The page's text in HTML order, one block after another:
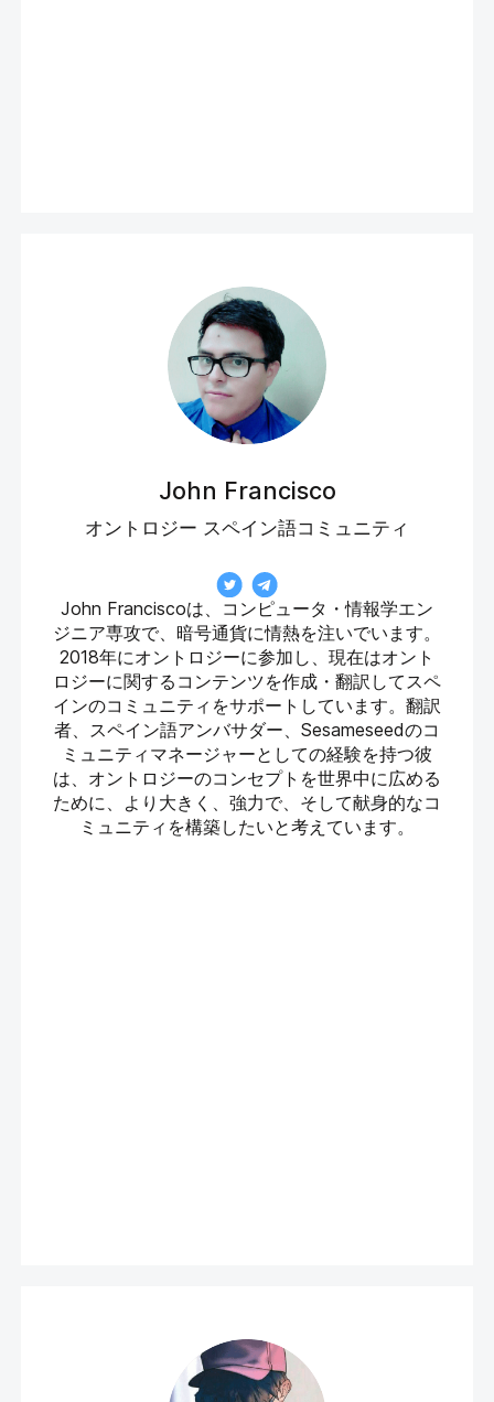
John Francisco
オントロジー スペイン語コミュニティ
John Franciscoは、コンピュータ・情報学エン
ジニア専攻で、暗号通貨に情熱を注いでいます。
2018年にオントロジーに参加し、現在はオント
ロジーに関するコンテンツを作成・翻訳してスペ
インのコミュニティをサポートしています。翻訳
者、スペイン語アンバサダー、Sesameseedのコ
ミュニティマネージャーとしての経験を持つ彼
は、オントロジーのコンセプトを世界中に広める
ために、より大きく、強力で、そして献身的なコ
ミュニティを構築したいと考えています。